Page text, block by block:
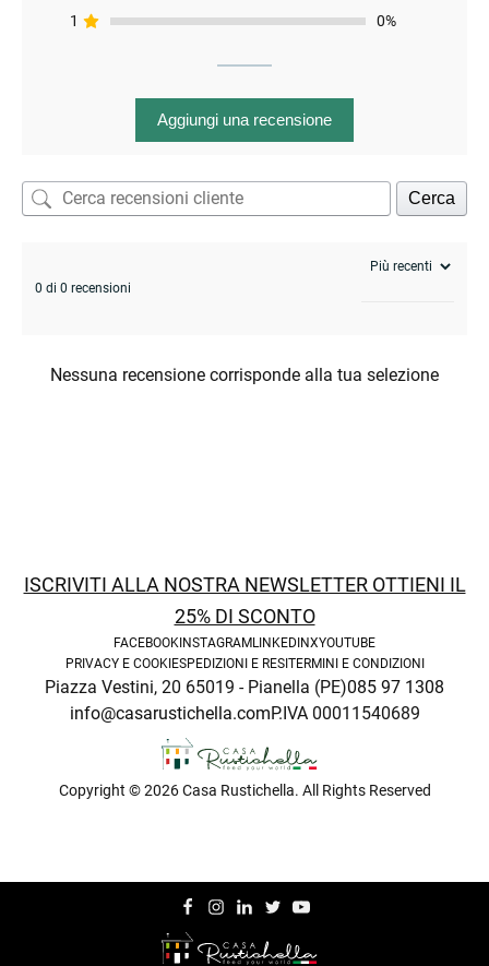
1
0%
Aggiungi una recensione
Cerca
0 di 0 recensioni
Nessuna recensione corrisponde alla tua selezione
ISCRIVITI ALLA NOSTRA NEWSLETTER OTTIENI IL
25% DI SCONTO
FACEBOOK INSTAGRAM LINKEDINXYOUTUBE
PRIVACY E COOKIESPEDIZIONI E RESI TERMINI E CONDIZIONI
Piazza Vestini, 20 65019 - Pianella (PE)085 97 1308
info@casarustichella.comP.IVA 00011540689
Copyright © 2026 Casa Rustichella. All Rights Reserved